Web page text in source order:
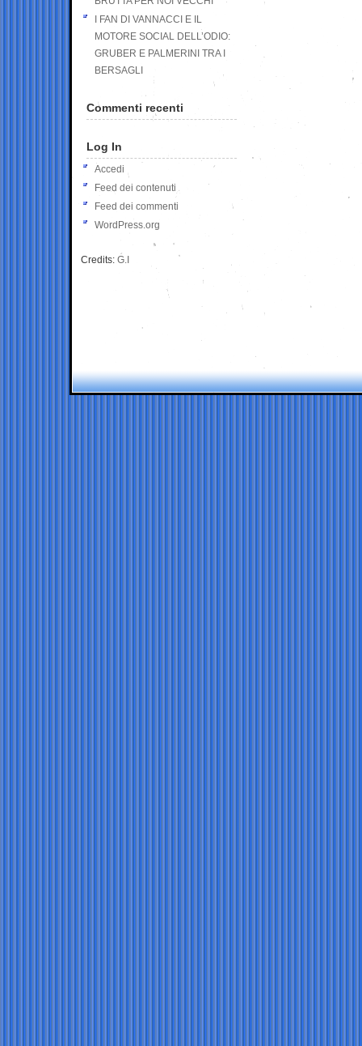
I FAN DI VANNACCI E IL
MOTORE SOCIAL DELL’ODIO:
GRUBER E PALMERINI TRA I
BERSAGLI
Commenti recenti
Log In
Accedi
Feed dei contenuti
Feed dei commenti
WordPress.org
Credits: G.I